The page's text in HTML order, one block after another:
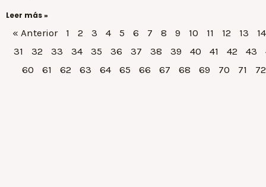
Leer más »
« Anterior 1 2 3 4 5 6 7 8 9 10 11 12 13
14
31
32 33 34 35 36 37 38 39 40 41 42 43
60
61 62 63 64 65 66 67 68 69 70 71 72